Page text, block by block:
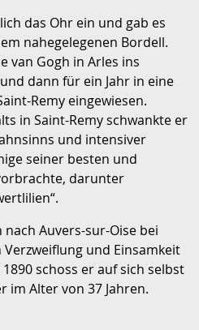
das Ohr ein und gab es
nahegelegenen Bordell.
van Gogh in Arles ins
dann für ein Jahr in eine
Remy eingewiesen.
in Saint-Remy schwankte er
und intensiver
seiner besten und
darunter
nach Auvers-sur-Oise bei
und Einsamkeit
schoss er auf sich selbst
im Alter von 37 Jahren.